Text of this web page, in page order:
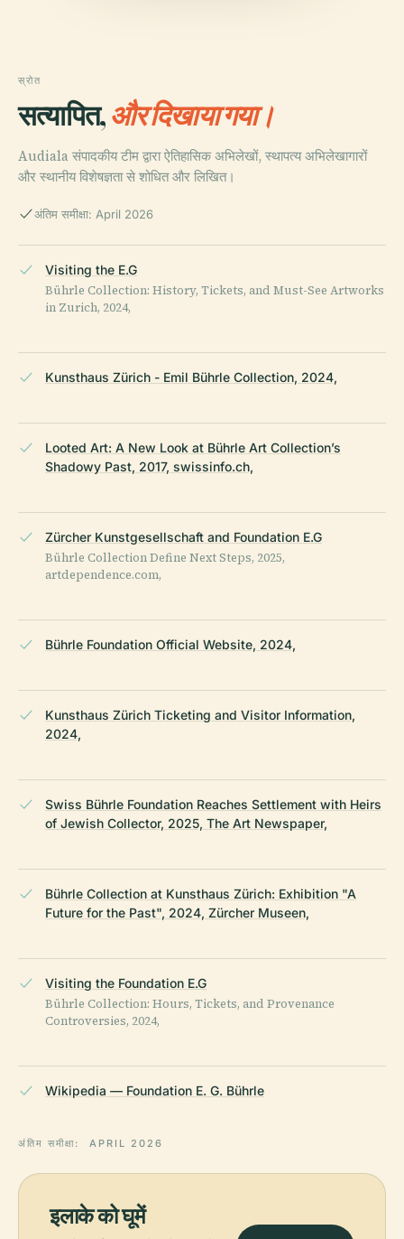
स्रोत
सत्यापित,और दिखाया गया।
Audiala संपादकीय टीम द्वारा ऐतिहासिक अभिलेखों, स्थापत्य अभिलेखागारों
और स्थानीय विशेषज्ञता से शोधित और लिखित।
अंतिम समीक्षा: April 2026
Visiting the E.G
Bührle Collection: History, Tickets, and Must-See Artworks
in Zurich, 2024,
Kunsthaus Zürich - Emil Bührle Collection, 2024,
Looted Art: A New Look at Bührle Art Collection’s
Shadowy Past, 2017, swissinfo.ch,
Zürcher Kunstgesellschaft and Foundation E.G
Bührle Collection Define Next Steps, 2025,
artdependence.com,
Bührle Foundation Official Website, 2024,
Kunsthaus Zürich Ticketing and Visitor Information,
2024,
Swiss Bührle Foundation Reaches Settlement with Heirs
of Jewish Collector, 2025, The Art Newspaper,
Bührle Collection at Kunsthaus Zürich: Exhibition "A
Future for the Past", 2024, Zürcher Museen,
Visiting the Foundation E.G
Bührle Collection: Hours, Tickets, and Provenance
Controversies, 2024,
Wikipedia — Foundation E. G. Bührle
अंतिम समीक्षा: APRIL 2026
इलाके को घूमें